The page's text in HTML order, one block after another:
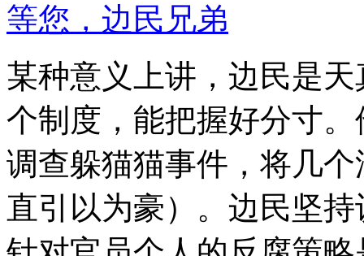
等您，边民兄弟
某种意义上讲，边民是
个制度，能把握好分寸
调查躲猫猫事件，将几
直引以为豪）。边民坚